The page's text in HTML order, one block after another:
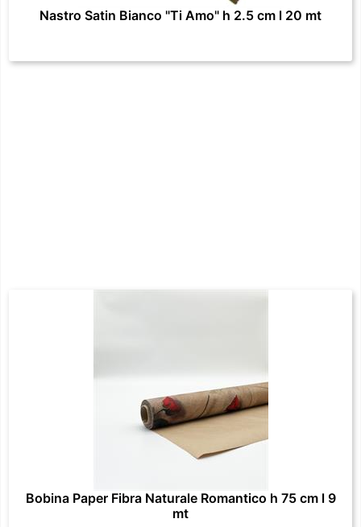
Nastro Satin Bianco "Ti Amo" h 2.5 cm l 20 mt
Bobina Paper Fibra Naturale Romantico h 75 cm l 9
mt